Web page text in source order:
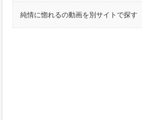
純情に惚れるの動画を別サイトで探す